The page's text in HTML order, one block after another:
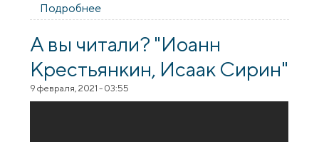
Подробнее
вместе" - Псалом 16
А вы читали? "Иоанн
Крестьянкин, Исаак Сирин"
9 февраля, 2021 - 03:55